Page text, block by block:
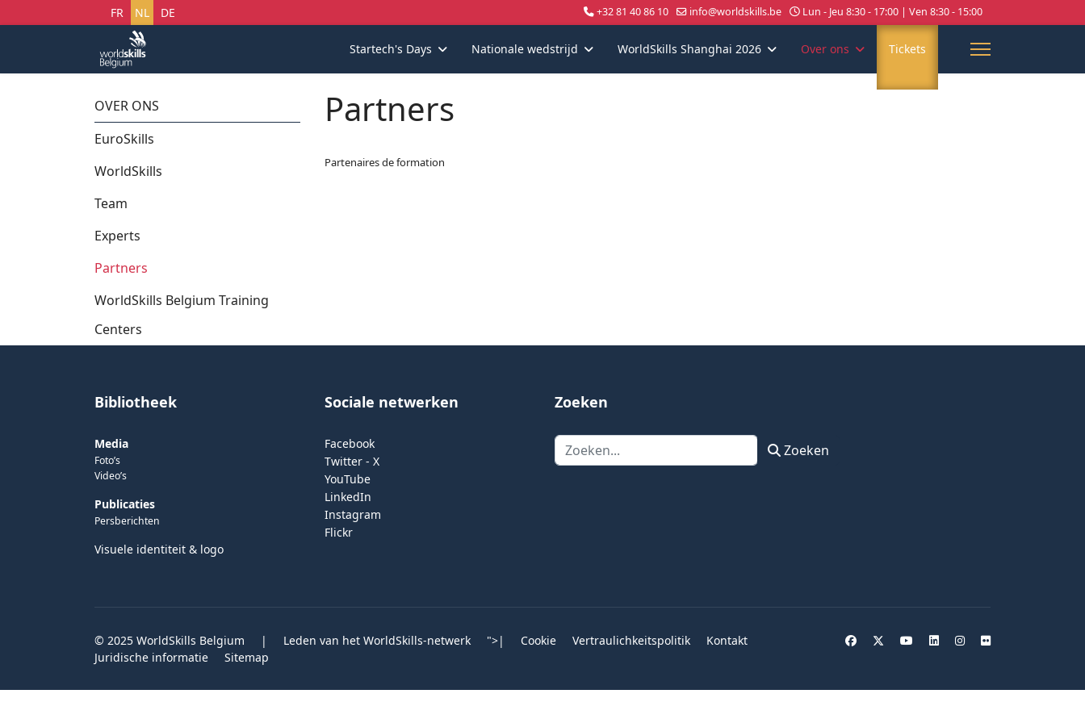
Selecteer uw taal
FR NL DE +32 81 40 86 10 info@worldskills.be Lun - Jeu 8:30 - 17:00 | Ven 8:30 - 15:00
Startech's Days Nationale wedstrijd WorldSkills Shanghai 2026 Over ons Tickets
OVER ONS
EuroSkills
WorldSkills
Team
Experts
Partners
WorldSkills Belgium Training
Centers
Partners
Partenaires de formation
Bibliotheek
Media
Foto’s
Video’s
Publicaties
Persberichten
Visuele identiteit & logo
Sociale netwerken
Facebook
Twitter - X
YouTube
LinkedIn
Instagram
Flickr
Zoeken
Zoeken Zoeken
© 2025 WorldSkills Belgium | Leden van het WorldSkills-netwerk ">| Cookie Vertraulichkeitspolitik
Kontakt
Juridische informatie
Sitemap